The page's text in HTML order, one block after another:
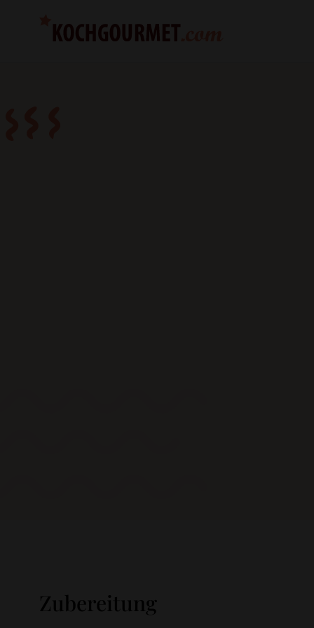
Zubereitung